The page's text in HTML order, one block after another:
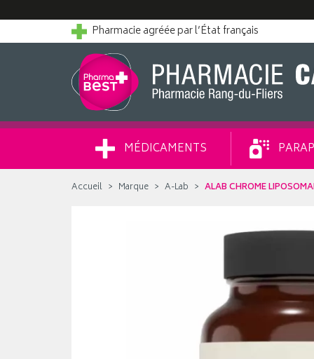
Pharmacie agréée par l’État français
MÉDICAMENTS
Accueil Marque A-Lab ALAB CHROME